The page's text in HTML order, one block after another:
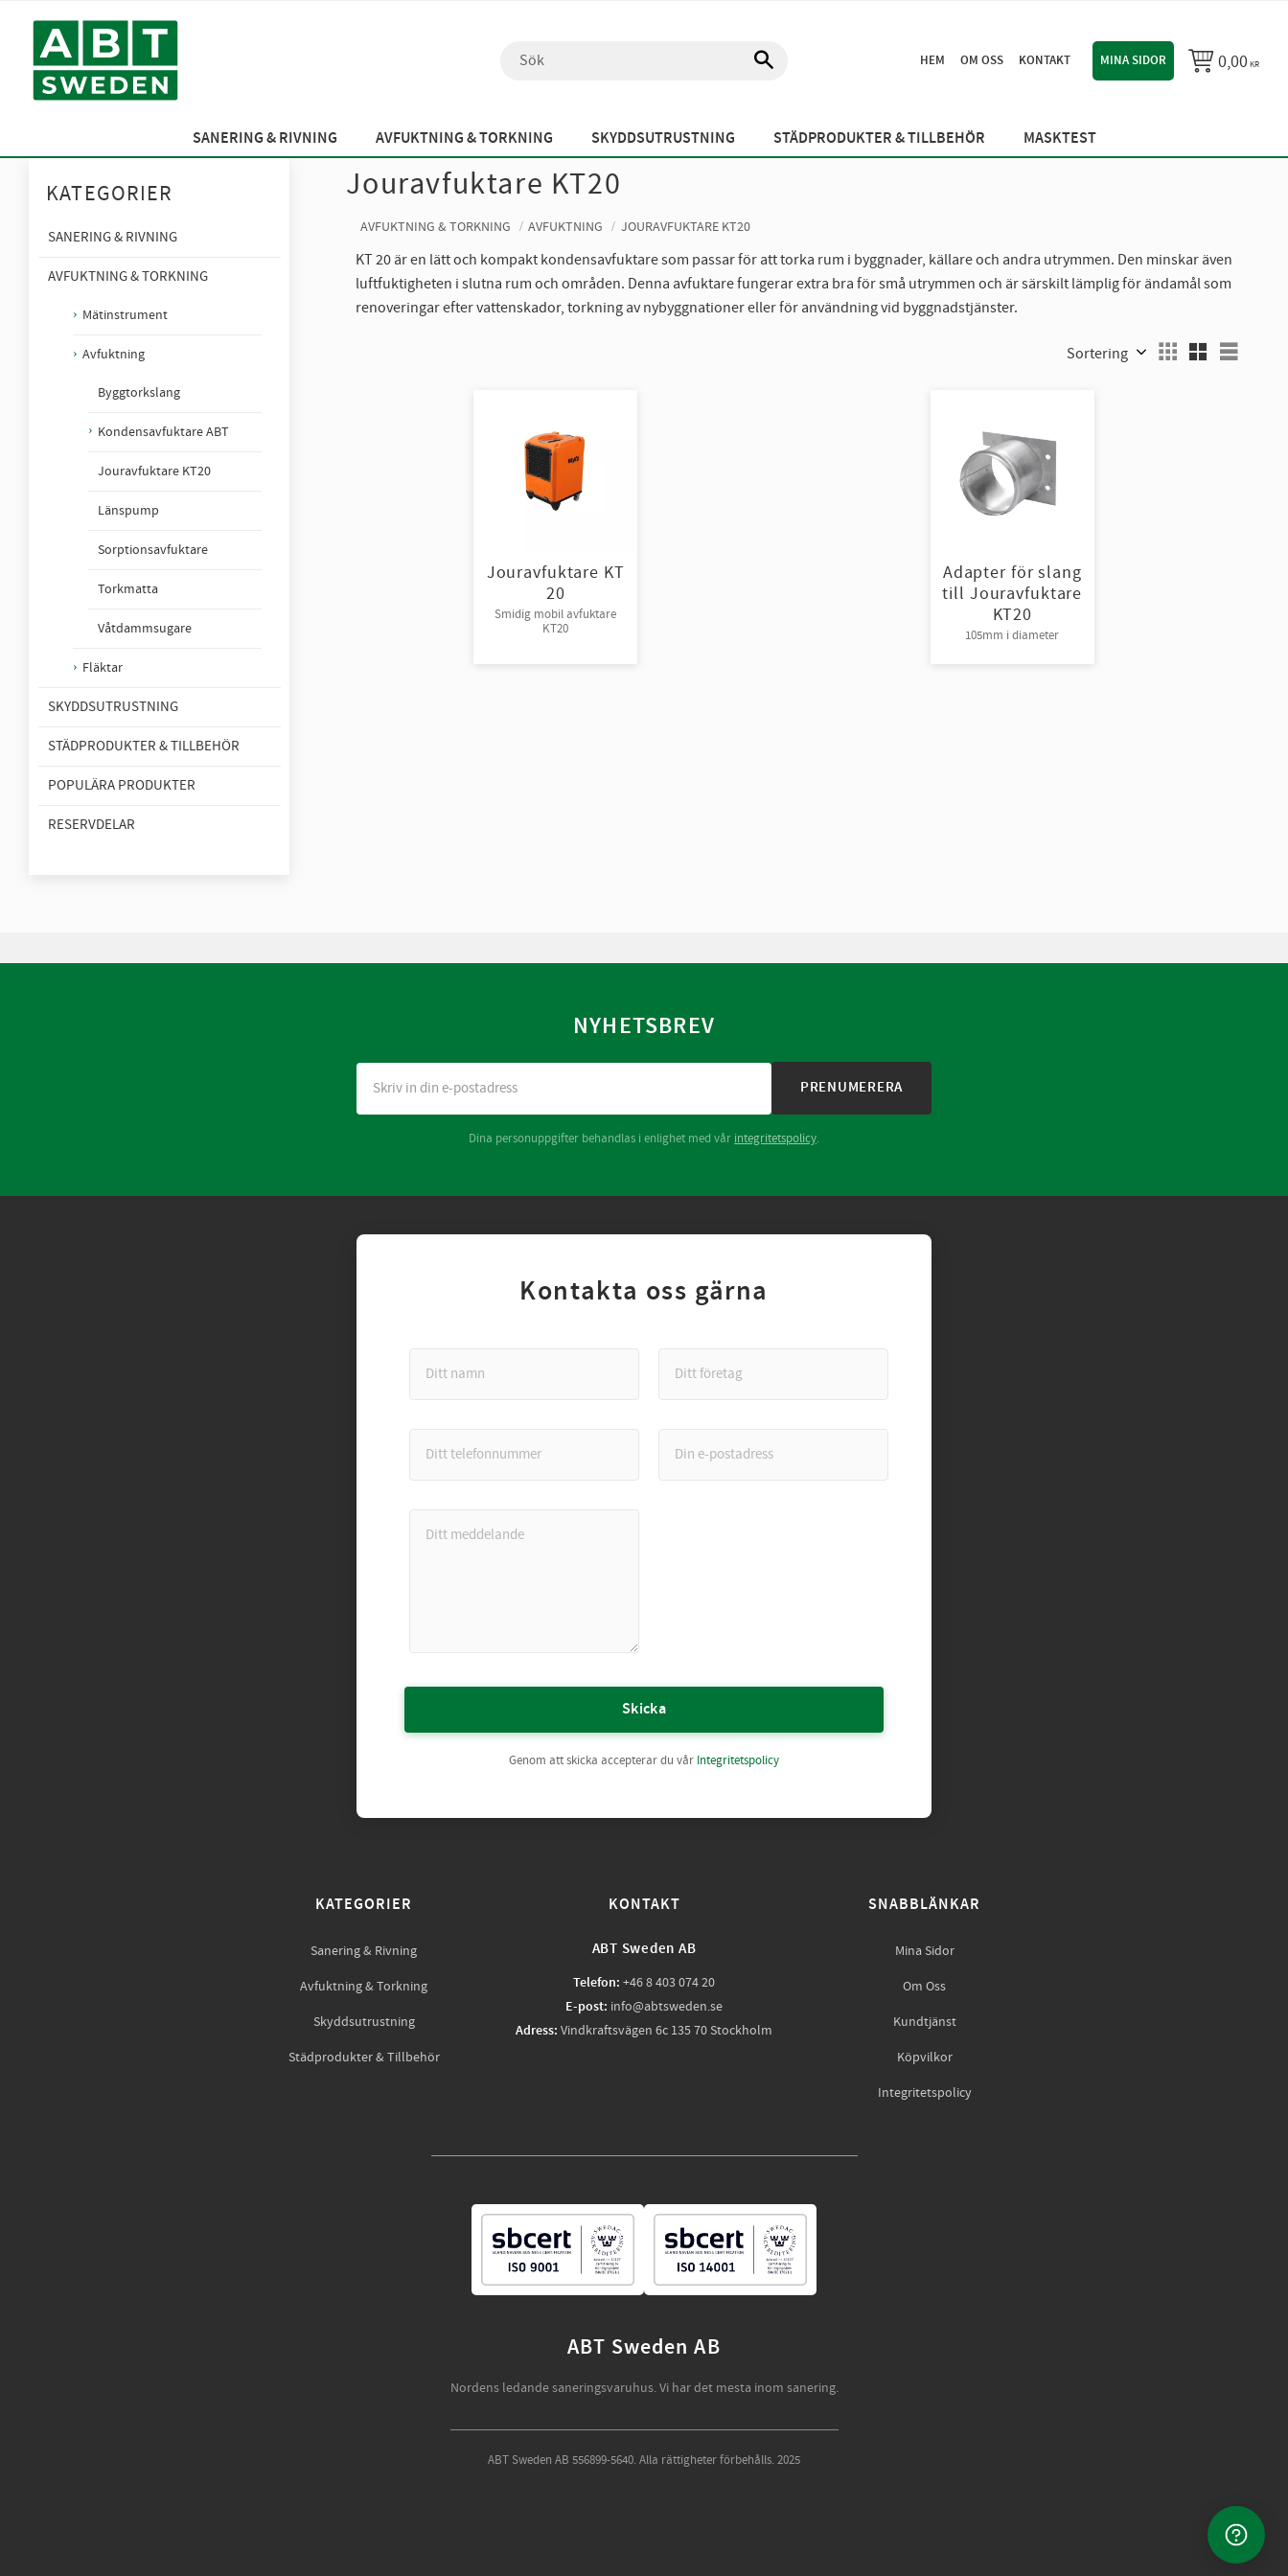
HEM OM OSS KONTAKT MINA SIDOR 0,00KR
SANERING & RIVNING AVFUKTNING & TORKNING SKYDDSUTRUSTNING STÄDPRODUKTER & TILLBEHÖR MASKTEST
Jouravfuktare KT20
AVFUKTNING & TORKNING AVFUKTNING JOURAVFUKTARE KT20
KT 20 är en lätt och kompakt kondensavfuktare som passar för att torka rum i byggnader, källare och andra utrymmen. Den minskar även
luftfuktigheten i slutna rum och områden. Denna avfuktare fungerar extra bra för små utrymmen och är särskilt lämplig för ändamål som
renoveringar efter vattenskador, torkning av nybyggnationer eller för användning vid byggnadstjänster.
Jouravfuktare KT
20
Smidig mobil avfuktare
KT20
Adapter för slang
till Jouravfuktare
KT20
105mm i diameter
KATEGORIER
SANERING & RIVNING
AVFUKTNING & TORKNING
Mätinstrument
Avfuktning
Byggtorkslang
Kondensavfuktare ABT
Jouravfuktare KT20
Länspump
Sorptionsavfuktare
Torkmatta
Våtdammsugare
Fläktar
SKYDDSUTRUSTNING
STÄDPRODUKTER & TILLBEHÖR
POPULÄRA PRODUKTER
RESERVDELAR
NYHETSBREV
PRENUMERERA
Dina personuppgifter behandlas i enlighet med vår integritetspolicy.
Kontakta oss gärna
Skicka
Genom att skicka accepterar du vår Integritetspolicy
KATEGORIER
Sanering & Rivning
Avfuktning & Torkning
Skyddsutrustning
Städprodukter & Tillbehör
KONTAKT
ABT Sweden AB
Telefon: +46 8 403 074 20
E-post: info@abtsweden.se
Adress: Vindkraftsvägen 6c 135 70 Stockholm
SNABBLÄNKAR
Mina Sidor
Om Oss
Kundtjänst
Köpvilkor
Integritetspolicy
ABT Sweden AB
Nordens ledande saneringsvaruhus. Vi har det mesta inom sanering.
ABT Sweden AB 556899-5640. Alla rättigheter förbehålls. 2025